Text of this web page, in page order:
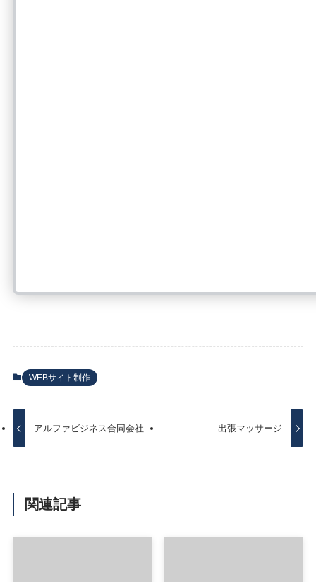
WEBサイト制作
アルファビジネス合同会社 出張マッサージ
関連記事